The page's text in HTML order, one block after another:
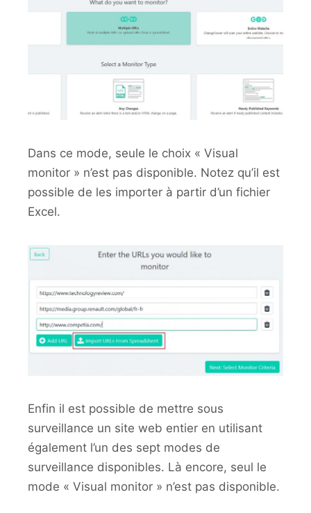
Dans ce mode, seule le choix « Visual
monitor » n’est pas disponible. Notez qu’il est
possible de les importer à partir d’un fichier
Excel.
Enfin il est possible de mettre sous
surveillance un site web entier en utilisant
également l’un des sept modes de
surveillance disponibles. Là encore, seul le
mode « Visual monitor » n’est pas disponible.